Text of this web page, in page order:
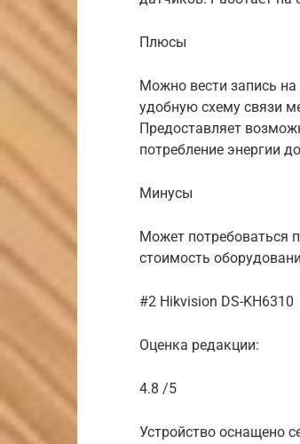
Плюсы
Можно вести запись на
удобную схему связи
Предоставляет
потребление энергии
Минусы
Может потребоваться
стоимость
#2 Hikvision DS-KH6310
Оценка редакции:
4.8 /5
Устройство оснащено